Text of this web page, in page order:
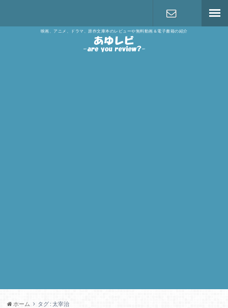
映画、アニメ、ドラマ、原作文庫本のレビューや無料動画＆電子書籍の紹介
ホーム タグ : 太宰治